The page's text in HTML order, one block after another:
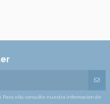
ello, consulte nuestra información de